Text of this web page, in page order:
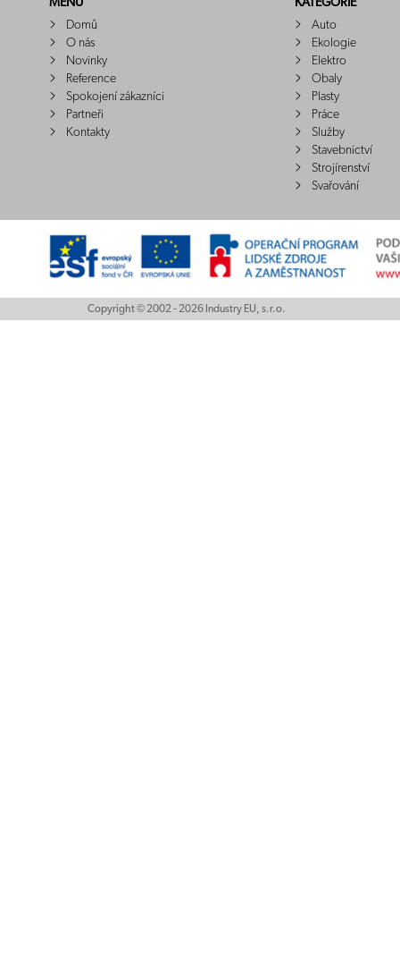
MENU
Domů
O nás
Novinky
Reference
Spokojení zákazníci
Partneři
Kontakty
KATEGORIE
Auto
Ekologie
Elektro
Obaly
Plasty
Práce
Služby
Stavebnictví
Strojírenství
Svařování
Copyright © 2002 - 2026 Industry EU, s.r.o.